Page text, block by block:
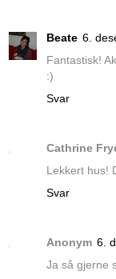
Beate 6.
Fantastisk!
:)
Svar
Cathrine
Lekkert hus!
Svar
Anonym 6.
Ja så gjerne